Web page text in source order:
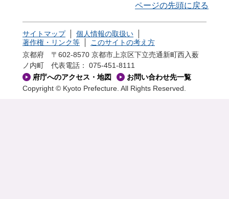
ページの先頭に戻る
サイトマップ
個人情報の取扱い
著作権・リンク等
このサイトの考え方
京都府 〒602-8570 京都市上京区下立売通新町西入薮
ノ内町
代表電話： 075-451-8111
府庁へのアクセス・地図
お問い合わせ先一覧
Copyright © Kyoto Prefecture. All Rights Reserved.